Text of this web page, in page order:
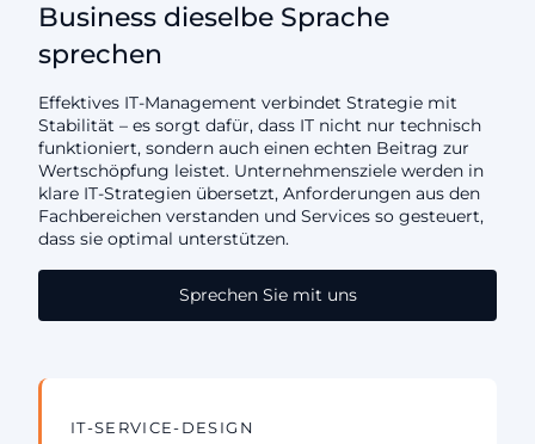
Business dieselbe Sprache
sprechen
Effektives IT-Management verbindet Strategie mit
Stabilität – es sorgt dafür, dass IT nicht nur technisch
funktioniert, sondern auch einen echten Beitrag zur
Wertschöpfung leistet. Unternehmensziele werden in
klare IT-Strategien übersetzt, Anforderungen aus den
Fachbereichen verstanden und Services so gesteuert,
dass sie optimal unterstützen.
Sprechen Sie mit uns
IT-SERVICE-DESIGN